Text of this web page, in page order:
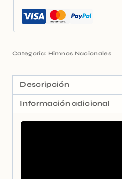
Categoría: Himnos Nacionales
Descripción
Información adicional